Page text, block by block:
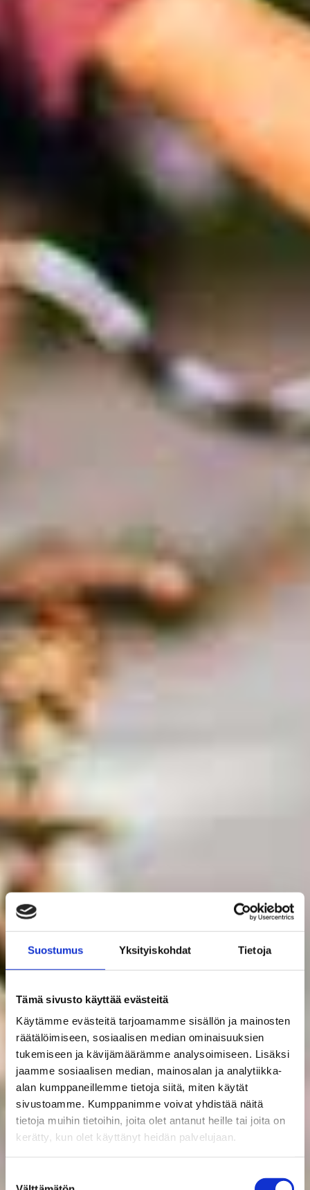
Suostumus Yksityiskohdat Tietoja
Tämä sivusto käyttää evästeitä
Käytämme evästeitä tarjoamamme sisällön ja mainosten
räätälöimiseen, sosiaalisen median ominaisuuksien
tukemiseen ja kävijämäärämme analysoimiseen. Lisäksi
jaamme sosiaalisen median, mainosalan ja analytiikka-
alan kumppaneillemme tietoja siitä, miten käytät
sivustoamme. Kumppanimme voivat yhdistää näitä
tietoja muihin tietoihin, joita olet antanut heille tai joita on
kerätty, kun olet käyttänyt heidän palvelujaan.